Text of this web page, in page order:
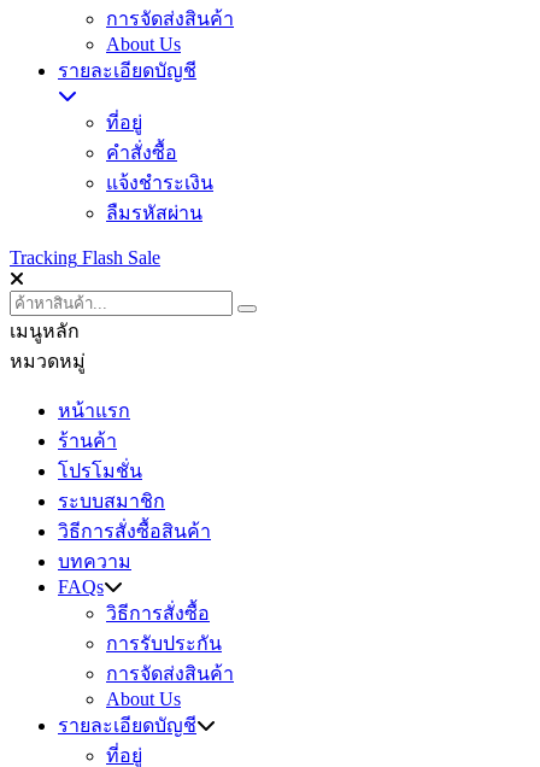
การจัดส่งสินค้า
About Us
รายละเอียดบัญชี
ที่อยู่
คำสั่งซื้อ
แจ้งชำระเงิน
ลืมรหัสผ่าน
Tracking Flash Sale
เมนูหลัก
หมวดหมู่
หน้าแรก
ร้านค้า
โปรโมชั่น
ระบบสมาชิก
วิธีการสั่งซื้อสินค้า
บทความ
FAQs
วิธีการสั่งซื้อ
การรับประกัน
การจัดส่งสินค้า
About Us
รายละเอียดบัญชี
ที่อยู่